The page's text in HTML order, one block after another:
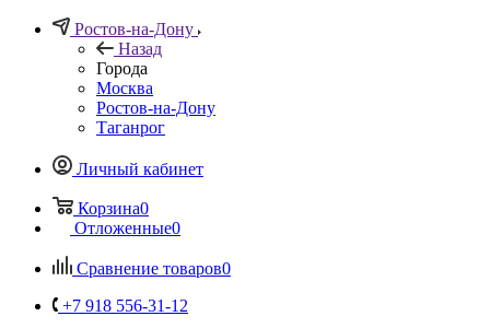
Ростов-на-Дону
Назад
Города
Москва
Ростов-на-Дону
Таганрог
Личный кабинет
Корзина0
Отложенные0
Сравнение товаров0
+7 918 556-31-12